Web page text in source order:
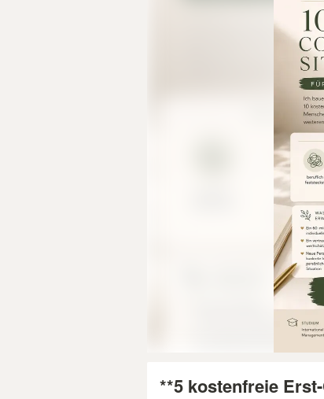
**5 kostenfreie